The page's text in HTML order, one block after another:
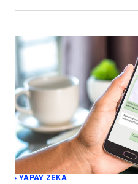
YAPAY ZEKA